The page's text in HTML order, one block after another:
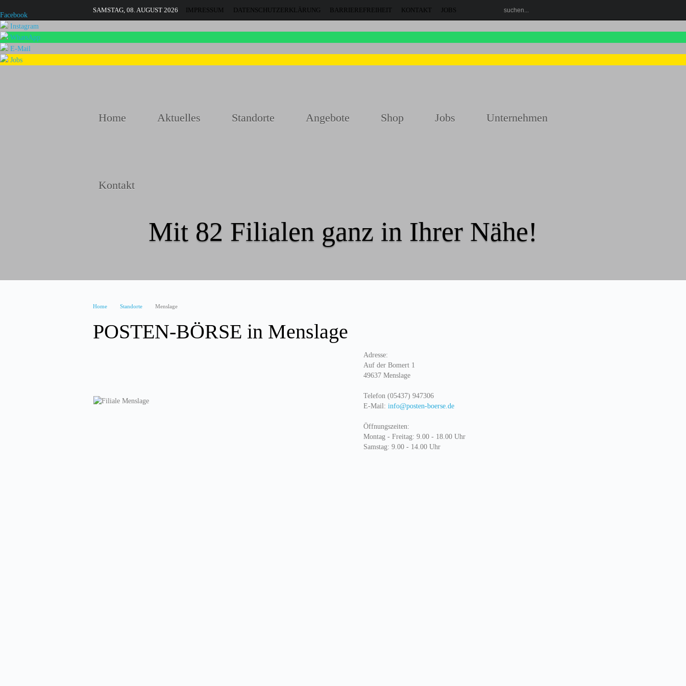
Facebook
Instagram
WhatsApp
E-Mail
Jobs
SAMSTAG, 08. AUGUST 2026 IMPRESSUM DATENSCHUTZERKLÄRUNG BARRIEREFREIHEIT KONTAKT JOBS
Home Aktuelles Standorte Angebote Shop Jobs Unternehmen
Kontakt
Mit 82 Filialen ganz in Ihrer Nähe!
Home Standorte Menslage
POSTEN-BÖRSE in Menslage
Adresse:
Auf der Bomert 1
49637 Menslage
Telefon (05437) 947306
E-Mail: info@posten-boerse.de
Öffnungszeiten:
Montag - Freitag: 9.00 - 18.00 Uhr
Samstag: 9.00 - 14.00 Uhr